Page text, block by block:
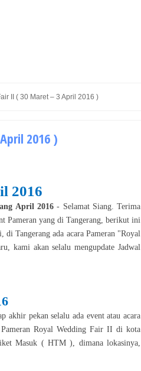
II ( 30 Maret – 3 April 2016 )
2016 )
2016
April 2016 - Selamat Siang. Terima
Pameran yang di Tangerang , berikut ini
diTangerang ada acara Pameran "Royal
kami akan selalu mengupdate Jadwal
akhir pekan selalu ada event atau acara
Pameran Royal Wedding Fair II di kota
Masuk ( HTM ), dimana lokasinya,